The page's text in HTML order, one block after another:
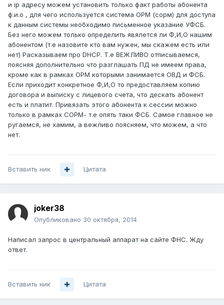
и ip адресу можем установить только факт работы абонента
ф.и.о , для чего используется система ОРМ (сорм) для доступа
к данным системы необходимо письменное указание УФСБ.
Без него можем только определить явялется ли Ф,И,О нашим
абонентом (т.е назовите кто вам нужен, мы скажем есть или
нет) Расказываем про DHCP. Т.е ВЕЖЛИВО отписываемся,
поясняя дополнительно что разглашать ПД не имеем права,
кроме как в рамках ОРМ которыми занимается ОВД и ФСБ.
Если приходит конкретное Ф,И,О то предоставляем копию
договора и выписку с лицевого счета, что дескать абонент
есть и платит. Привязать этого абонента к сессии можно
только в рамках СОРМ- т.е опять таки ФСБ. Самое главное не
ругаемся, не хамим, а вежливо поясняем, что можем, а что
нет.
Вставить ник Цитата
joker38
Опубликовано 30 октября, 2014
Написал запрос в центральный аппарат на сайте ФНС. Жду
ответ.
Вставить ник Цитата